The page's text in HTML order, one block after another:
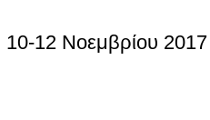
10-12 Νοεμβρίου 2017